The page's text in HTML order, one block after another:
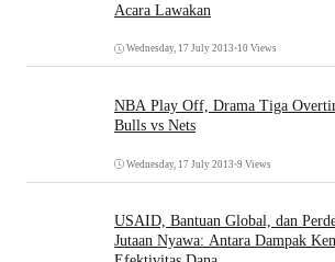
Acara Lawakan
Wednesday, 17 July 2013 •10 Views
NBA Play Off, Drama Tiga
Bulls vs Nets
Wednesday, 17 July 2013 •9 Views
USAID, Bantuan Global, dan
Jutaan Nyawa: Antara Dampak